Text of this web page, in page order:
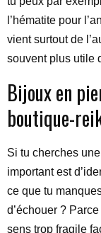
l’hématite pour
vient surtout de
souvent plus utile
Bijoux en
boutique-
Si tu cherches
important est
ce que tu
d’échouer ?
sens trop fragile